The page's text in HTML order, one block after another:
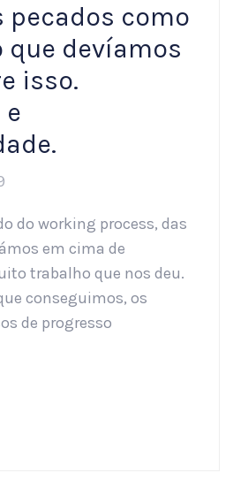
pecados como
que devíamos
isso.
do working process, das
em cima de
trabalho que nos deu.
conseguimos, os
de progresso